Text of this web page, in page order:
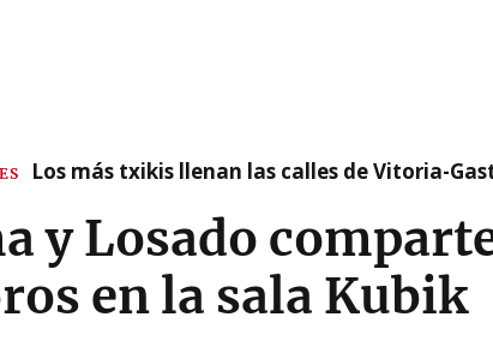
Los más txikis llenan las calles de Vitoria-
y Losado
en la sala Kubik